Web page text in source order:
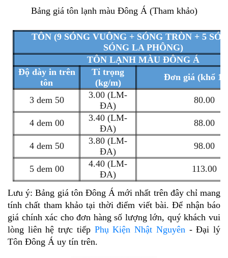
Bảng giá tôn lạnh màu Đông Á (Tham khảo)
TÔN (9 SÓNG VUÔNG + SÓNG TRÒN + 5
SÓNG LA PHÔNG)
TÔN LẠNH MÀU ĐÔNG Á
Độ dày in trên
tôn
Tỉ trọng
(kg/m)
Đơn giá (khổ
3 dem 50
3.00 (LM-
ĐA)
80.00
4 dem 00
3.40 (LM-
ĐA)
88.00
4 dem 50
3.80 (LM-
ĐA)
98.00
5 dem 00
4.40 (LM-
ĐA)
113.00
Lưu ý: Bảng giá tôn Đông Á mới nhất trên đây chỉ mang
tính chất tham khảo tại thời điểm viết bài. Để nhận báo
giá chính xác cho đơn hàng số lượng lớn, quý khách vui
lòng liên hệ trực tiếp Phụ Kiện Nhật Nguyên - Đại lý
Tôn Đông Á uy tín trên.